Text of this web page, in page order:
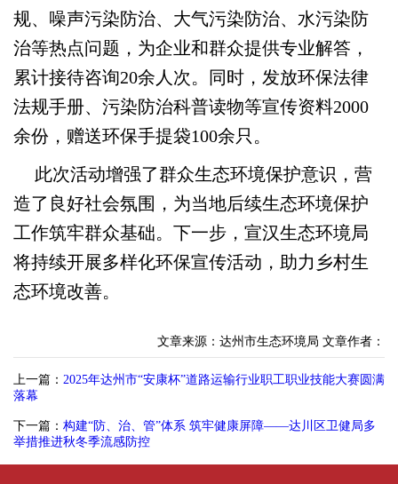
规、噪声污染防治、大气污染防治、水污染防
治等热点问题，为企业和群众提供专业解答，
累计接待咨询20余人次。同时，发放环保法律
法规手册、污染防治科普读物等宣传资料2000
余份，赠送环保手提袋100余只。
此次活动增强了群众生态环境保护意识，营
造了良好社会氛围，为当地后续生态环境保护
工作筑牢群众基础。下一步，宣汉生态环境局
将持续开展多样化环保宣传活动，助力乡村生
态环境改善。
文章来源：达州市生态环境局 文章作者：
上一篇： 2025年达州市“安康杯”道路运输行业职工职业技能大赛圆满
落幕
下一篇： 构建“防、治、管”体系 筑牢健康屏障——达川区卫健局多
举措推进秋冬季流感防控